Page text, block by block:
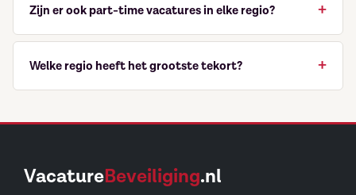
ervaring.
Zijn er ook part-time vacatures in elke regio?
beveiligingsvacatures beschikbaar.
Welke regio heeft het grootste tekort?
VacatureBeveiliging.nl